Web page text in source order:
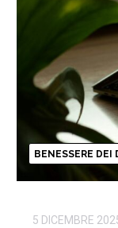
BENESSERE
5 DICEMBRE